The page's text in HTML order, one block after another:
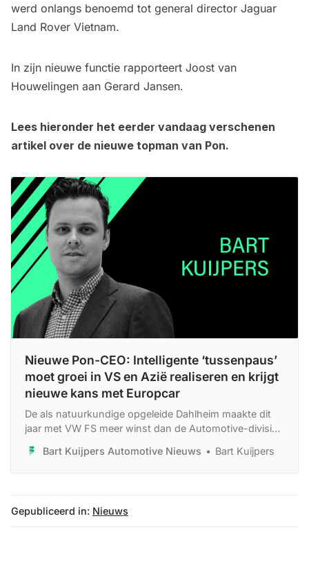
werd onlangs benoemd tot general director Jaguar
Land Rover Vietnam.
In zijn nieuwe functie rapporteert Joost van
Houwelingen aan Gerard Jansen.
Lees hieronder het eerder vandaag verschenen
artikel over de nieuwe topman van Pon.
Nieuwe Pon-CEO: Intelligente ‘tussenpaus’
moet groei in VS en Azië realiseren en krijgt
nieuwe kans met Europcar
De als natuurkundige opgeleide Dahlheim maakte dit
jaar met VW FS meer winst dan de Automotive-divisie
druk als gevolg van de Europcar-overname, waar Pon
Bart Kuijpers Automotive Nieuws Bart Kuijpers
Gepubliceerd in: Nieuws